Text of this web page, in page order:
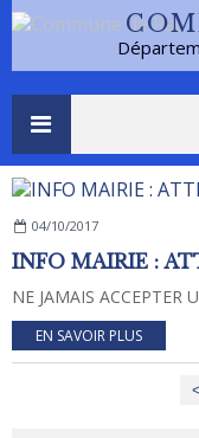
04/10/2017
INFO MAIRIE :
NE JAMAIS ACCEPTER
EN SAVOIR PLUS